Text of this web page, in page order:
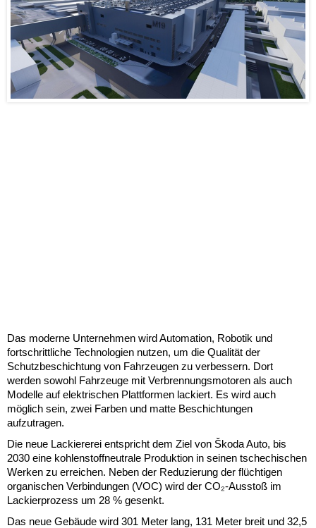
Das moderne Unternehmen wird Automation, Robotik und
fortschrittliche Technologien nutzen, um die Qualität der
Schutzbeschichtung von Fahrzeugen zu verbessern. Dort
werden sowohl Fahrzeuge mit Verbrennungsmotoren als auch
Modelle auf elektrischen Plattformen lackiert. Es wird auch
möglich sein, zwei Farben und matte Beschichtungen
aufzutragen.
Die neue Lackiererei entspricht dem Ziel von Škoda Auto, bis
2030 eine kohlenstoffneutrale Produktion in seinen tschechischen
Werken zu erreichen. Neben der Reduzierung der flüchtigen
organischen Verbindungen (VOC) wird der CO₂-Ausstoß im
Lackierprozess um 28 % gesenkt.
Das neue Gebäude wird 301 Meter lang, 131 Meter breit und 32,5